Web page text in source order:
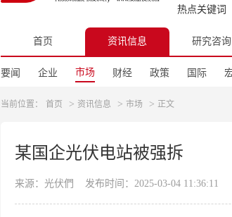
热点关键词
首页 资讯信息 研究咨询
要闻 企业 市场 财经 政策 国际
当前位置： 首页 > 资讯信息 > 市场 > 正文
某国企光伏电站被强拆
来源：光伏們 发布时间：2025-03-04 11:36:11